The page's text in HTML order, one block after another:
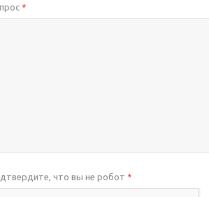
*
что вы не робот *